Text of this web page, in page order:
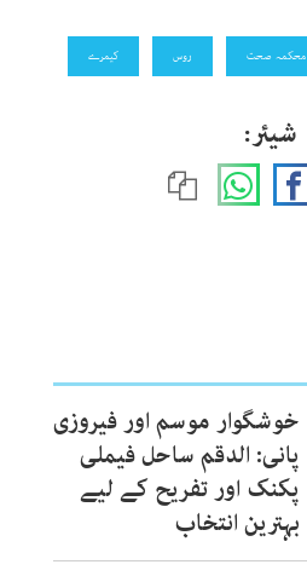
محکمہ صحت روس کیمرے
شیئر:
خوشگوار موسم اور فیروزی
پانی: الدقم ساحل فیملی
پکنک اور تفریح کے لیے
بہترین انتخاب